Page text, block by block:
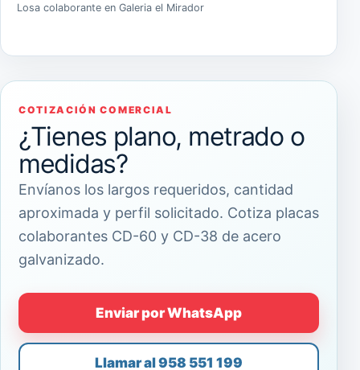
Losa colaborante en Galeria el Mirador
COTIZACIÓN COMERCIAL
¿Tienes plano, metrado o
medidas?
Envíanos los largos requeridos, cantidad
aproximada y perfil solicitado. Cotiza placas
colaborantes CD-60 y CD-38 de acero
galvanizado.
Enviar por WhatsApp
Llamar al 958 551 199